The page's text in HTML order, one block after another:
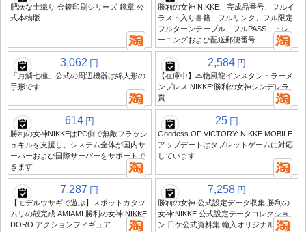
肥沃な土織り 金鏡印刷シリーズ 鏡章 公
式本物版
勝利の女神 NIKKE、完成品番号、フルイ
ラスト入り書籍、フルリンク、フル限定
フルターンテーブル、フルPASS、トレ
ーニングおよび配送郵便番号
3,062 円
「月鱗七極」公式の周辺機器は綿人形の
手形です
2,584 円
【在庫中】本物風龍インスタントラーメ
ンプレス NIKKE:勝利の女神シンデレラ
賞
614 円
勝利の女神NIKKEはPC側で無敵フラッシ
ュキルを支援し、システム全体が国内サ
ーバーおよび国際サーバーをサポートで
きます
25 円
Goddess OF VICTORY: NIKKE MOBILE
アップデートはタブレットゲームに対応
しています
7,287 円
【モデルウサギで遊ぶ】スポットカタツ
ムリの殻完成 AMIAMI 勝利の女神 NIKKE
DORO アクションフィギュア
7,258 円
勝利の女神 公式設定データ収集 勝利の
女神:NIKKE 公式設定データコレクショ
ン 日ケ公式資料集 輸入オリジナル版